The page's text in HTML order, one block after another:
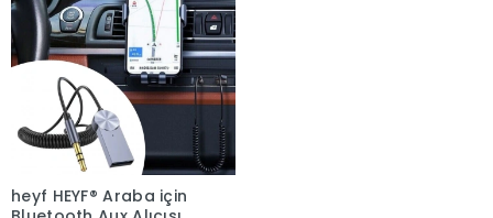
heyf HEYF® Araba için